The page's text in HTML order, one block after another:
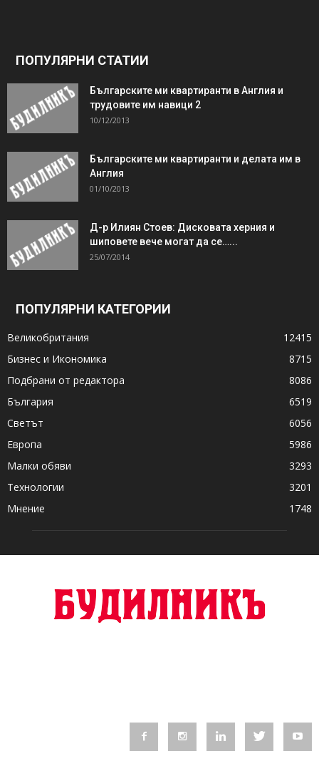
ПОПУЛЯРНИ СТАТИИ
Българските ми квартиранти в Англия и
трудовите им навици 2
10/12/2013
Българските ми квартиранти и делата им в
Англия
01/10/2013
Д-р Илиян Стоев: Дисковата херния и
шиповете вече могат да се…...
25/07/2014
ПОПУЛЯРНИ КАТЕГОРИИ
Великобритания
12415
Бизнес и Икономика
8715
Подбрани от редактора
8086
България
6519
Светът
6056
Европа
5986
Малки обяви
3293
Технологии
3201
Мнение
1748